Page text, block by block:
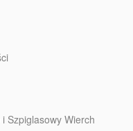
Szpiglasowy Wierch